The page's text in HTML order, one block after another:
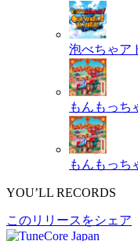
泡べちゃア
もんもっち
もんもっち
YOU’LL RECORDS
このリリースをシェア